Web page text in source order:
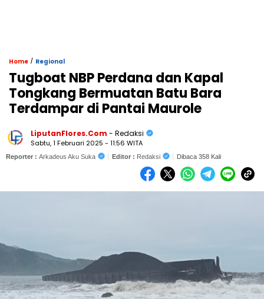
Home / Regional
Tugboat NBP Perdana dan Kapal
Tongkang Bermuatan Batu Bara
Terdampar di Pantai Maurole
LiputanFlores.Com - Redaksi
Sabtu, 1 Februari 2025 - 11:56 WITA
Reporter : Arkadeus Aku Suka Editor : Redaksi Dibaca 358 Kali